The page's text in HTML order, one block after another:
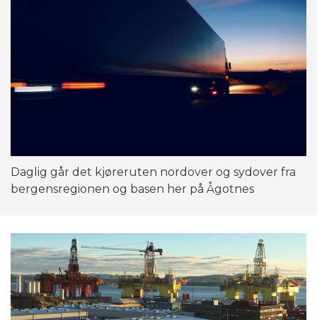
Daglig går det kjøreruten nordover og sydover fra
bergensregionen og basen her på Ågotnes